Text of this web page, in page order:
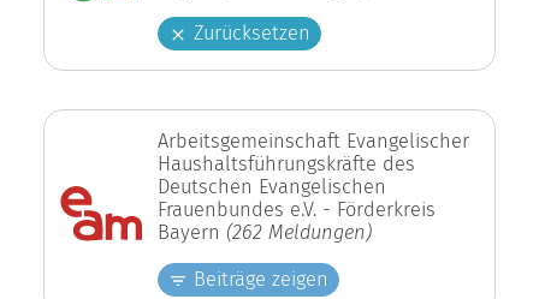
Zurücksetzen
Arbeitsgemeinschaft Evangelischer
Haushaltsführungskräfte des
Deutschen Evangelischen
Frauenbundes e.V. - Förderkreis
Bayern (262 Meldungen)
Beiträge zeigen